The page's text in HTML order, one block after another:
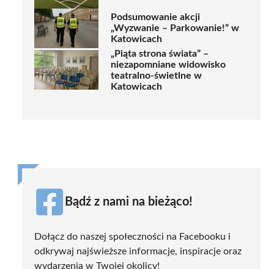
Podsumowanie akcji
„Wyzwanie – Parkowanie!” w
Katowicach
„Piąta strona świata” –
niezapomniane widowisko
teatralno-świetlne w
Katowicach
Bądź z nami na bieżąco!
Dołącz do naszej społeczności na Facebooku i
odkrywaj najświeższe informacje, inspiracje oraz
wydarzenia w Twojej okolicy!